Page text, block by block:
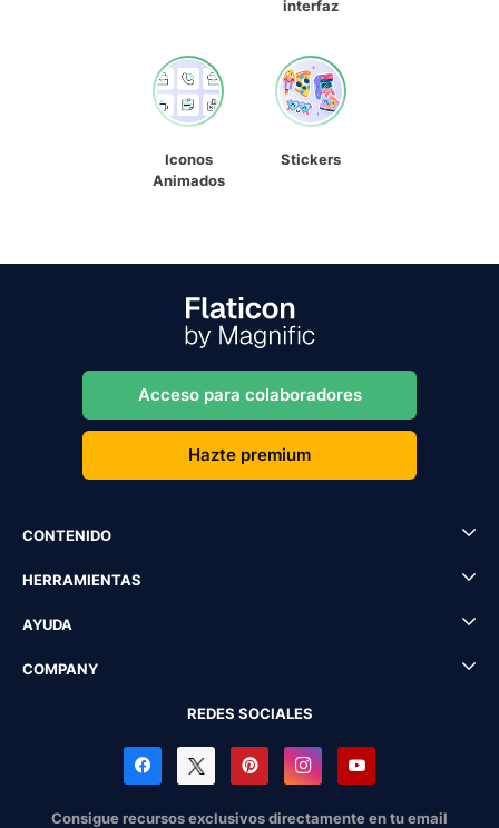
interfaz
Iconos
Animados
Stickers
Acceso para colaboradores
Hazte premium
CONTENIDO
HERRAMIENTAS
AYUDA
COMPANY
REDES SOCIALES
Consigue recursos exclusivos directamente en tu email